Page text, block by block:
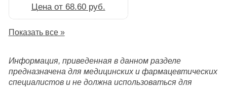
Цена от 68.60 руб.
Показать все »
Информация, приведенная в данном разделе
предназначена для медицинских и фармацевтических
специалистов и не должна использоваться для